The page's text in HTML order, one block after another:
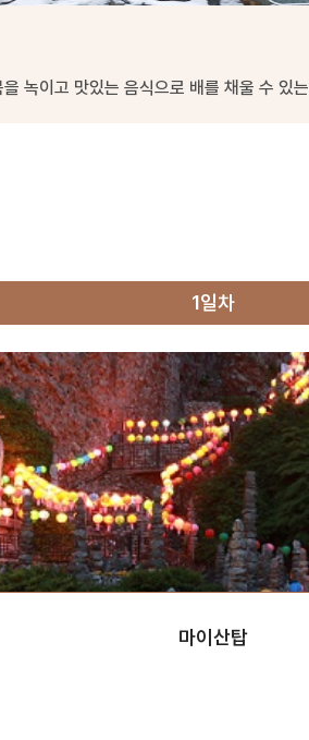
녹이고 맛있는 음식으로 배를 채울 수 있
1일차
마이산탑